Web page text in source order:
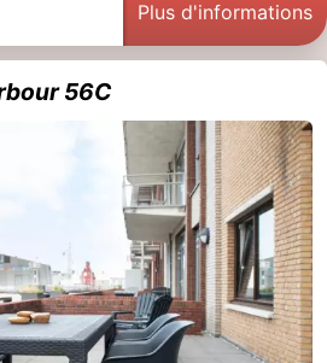
Plus d'informations
56C